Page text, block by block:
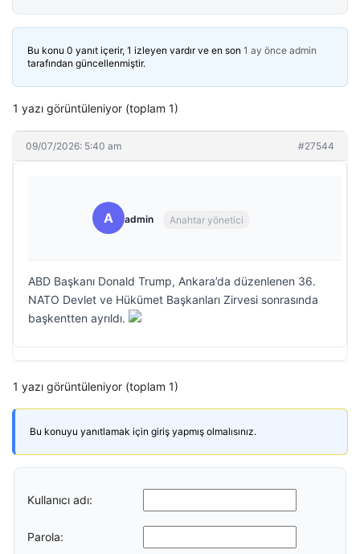
Bu konu 0 yanıt içerir, 1 izleyen vardır ve en son 1 ay önce admin
tarafından güncellenmiştir.
1 yazı görüntüleniyor (toplam 1)
09/07/2026: 5:40 am #27544
A admin Anahtar yönetici
ABD Başkanı Donald Trump, Ankara’da düzenlenen 36.⁠
NATO Devlet ve Hükümet Başkanları Zirvesi sonrasında
başkentten ayrıldı.
1 yazı görüntüleniyor (toplam 1)
Bu konuyu yanıtlamak için giriş yapmış olmalısınız.
Kullanıcı adı:
Parola: